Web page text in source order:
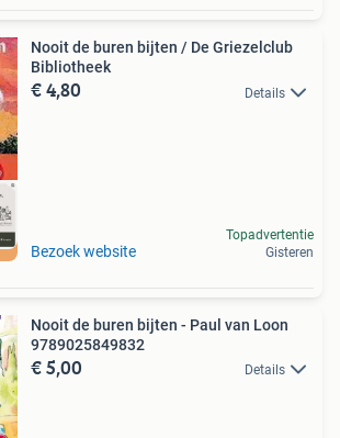
Nooit de buren bijten / De Griezelclub
Bibliotheek
€ 4,80 Details
Bezoek website
Topadvertentie
Gisteren
Nooit de buren bijten - Paul van Loon
9789025849832
€ 5,00 Details